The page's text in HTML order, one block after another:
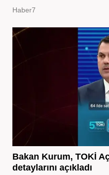
Haber7
Bakan Kurum, TOKİ
detaylarını açıkladı